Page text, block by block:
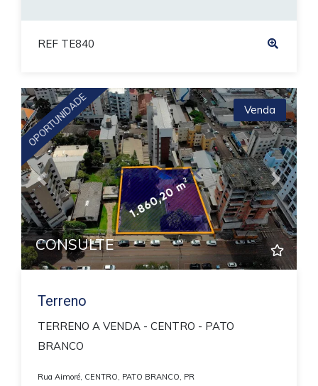
REF TE840
Previous Next
OPORTUNIDADE Venda
CONSULTE
Terreno
TERRENO A VENDA - CENTRO - PATO
BRANCO
Rua Aimoré, CENTRO, PATO BRANCO, PR